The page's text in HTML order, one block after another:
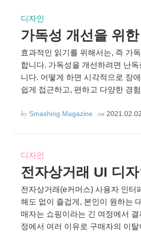
디자인
가독성 개선을 위
효과적인 읽기를 위해서는, 즉 가
합니다. 가독성을 개선하려면 난
니다. 어떻게 하면 시각적으로 장
쉽게 접근하고, 편하고 다양한 경
by Smashing Magazine on
디자인
전자상거래 UI 디
전자상거래(e커머스) 사용자 인터
해도 없이 즐겁게, 본인이 원하는
매자는 쇼핑이라는 긴 여정에서
정에서 여러 이유로 구매자의 이